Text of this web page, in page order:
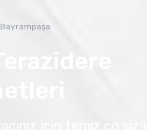
Bayrampaşa